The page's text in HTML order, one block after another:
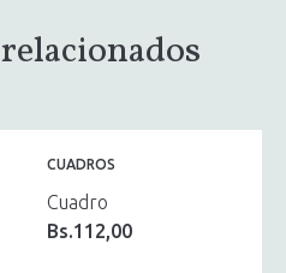
CUADROS
Cuadro
Bs.112,00